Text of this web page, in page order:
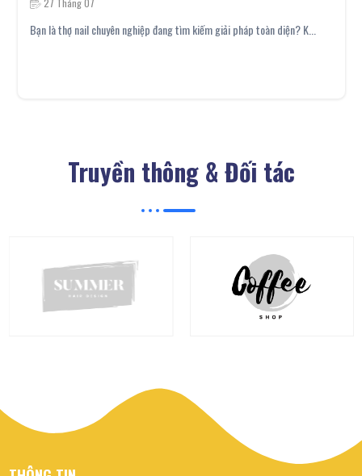
nghiệp đang tìm kiếm giải pháp toàn diện? K... Bạn băn khoăn vì
Truyền thông & Đối tác